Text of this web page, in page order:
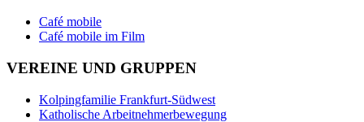
Café mobile
Café mobile im Film
VEREINE UND GRUPPEN
Kolpingfamilie Frankfurt-Südwest
Katholische Arbeitnehmerbewegung